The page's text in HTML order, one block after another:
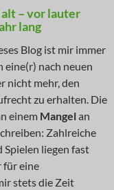
alt – vor lauter
lang
Blog ist mir immer
eine(r) nach neuen
nicht mehr, den
zu erhalten. Die
einem Mangelan
Zahlreiche
Spielen liegen fast
für eine
stets die Zeit